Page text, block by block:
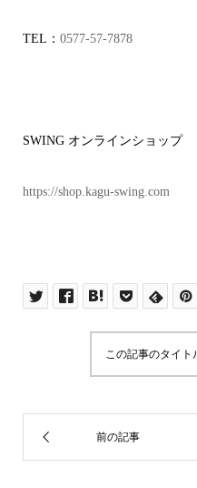
TEL ： 0577-57-7878
SWING オンラインショップ
https://shop.kagu-swing.com
この記事のタイト